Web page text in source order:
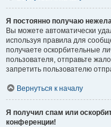
Я постоянно получаю
Вы можете автоматически
используя правила для
получаете оскорбительные
пользователя, отправьте
запретить пользователю
Вернуться к началу
Я получил спам или
конференции!